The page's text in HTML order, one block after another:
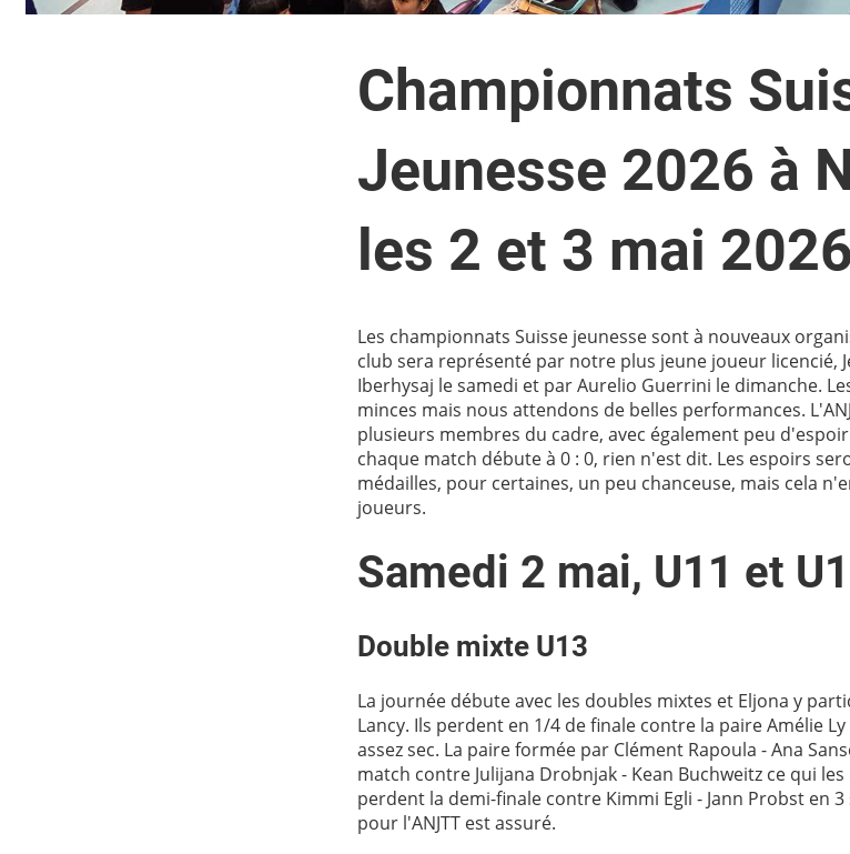
Championnats
Jeunesse 2026 à
les 2 et 3 mai 2026
Les championnats Suisse jeunesse sont à nouveaux
club sera représenté par notre plus jeune joueur licencié,
Iberhysaj le samedi et par Aurelio Guerrini le dimanche.
minces mais nous attendons de belles performances.
plusieurs membres du cadre, avec également peu
chaque match débute à 0 : 0, rien n'est dit. Les espoirs
médailles, pour certaines, un peu chanceuse, mais cela
joueurs.
Samedi 2 mai, U11 et
Double mixte U13
La journée débute avec les doubles mixtes et Eljona y
Lancy. Ils perdent en 1/4 de finale contre la paire Amélie
assez sec. La paire formée par Clément Rapoula - Ana
match contre Julijana Drobnjak - Kean Buchweitz ce qui
perdent la demi-finale contre Kimmi Egli - Jann Probst en
pour l'ANJTT est assuré.